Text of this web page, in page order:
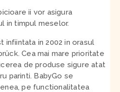
ii vor asigura
in timpul meselor.
infiintata in 2002 in orasul
Cea mai mare prioritate
de produse sigure atat
parinti. BabyGo se
pe functionalitatea